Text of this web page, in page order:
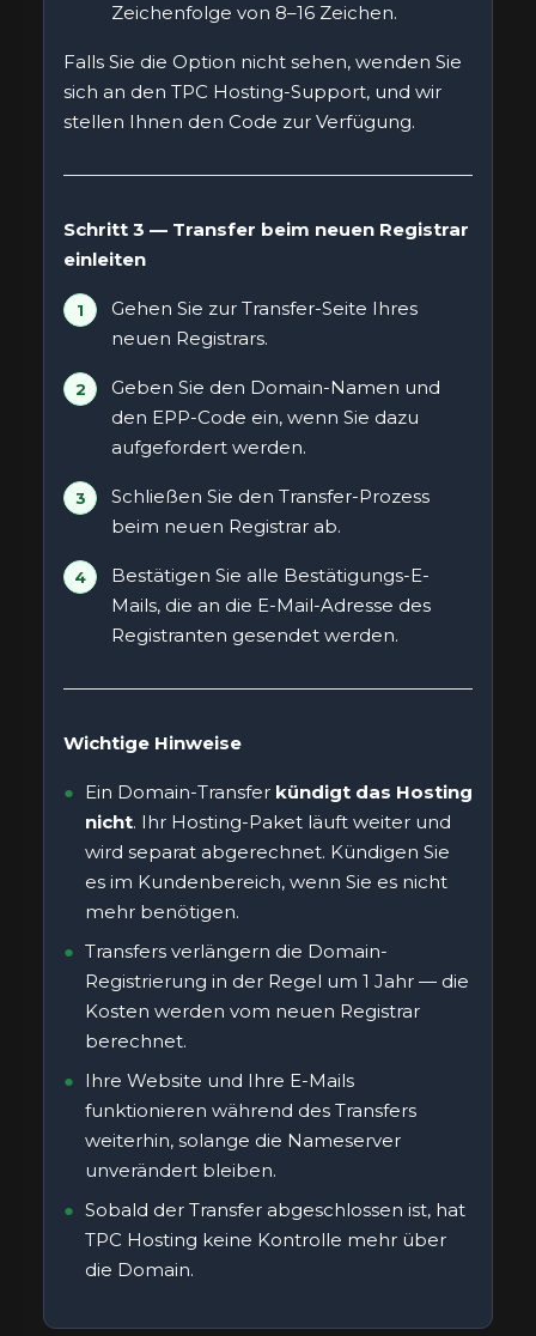
Zeichenfolge von 8–16 Zeichen.
Falls Sie die Option nicht sehen, wenden Sie
sich an den TPC Hosting-Support, und wir
stellen Ihnen den Code zur Verfügung.
Schritt 3 — Transfer beim neuen Registrar
einleiten
Gehen Sie zur Transfer-Seite Ihres
neuen Registrars.
Geben Sie den Domain-Namen und
den EPP-Code ein, wenn Sie dazu
aufgefordert werden.
Schließen Sie den Transfer-Prozess
beim neuen Registrar ab.
Bestätigen Sie alle Bestätigungs-E-
Mails, die an die E-Mail-Adresse des
Registranten gesendet werden.
Wichtige Hinweise
Ein Domain-Transfer kündigt das Hosting
nicht. Ihr Hosting-Paket läuft weiter und
wird separat abgerechnet. Kündigen Sie
es im Kundenbereich, wenn Sie es nicht
mehr benötigen.
Transfers verlängern die Domain-
Registrierung in der Regel um 1 Jahr — die
Kosten werden vom neuen Registrar
berechnet.
Ihre Website und Ihre E-Mails
funktionieren während des Transfers
weiterhin, solange die Nameserver
unverändert bleiben.
Sobald der Transfer abgeschlossen ist, hat
TPC Hosting keine Kontrolle mehr über
die Domain.